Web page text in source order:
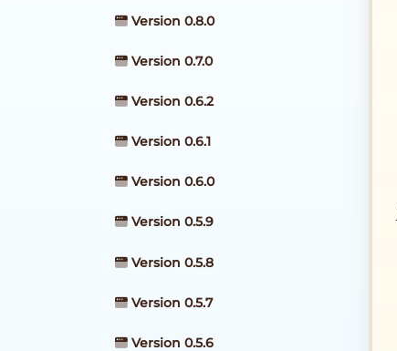
Version 0.8.0
Version 0.7.0
Version 0.6.2
Version 0.6.1
Version 0.6.0
Version 0.5.9
Version 0.5.8
Version 0.5.7
Version 0.5.6